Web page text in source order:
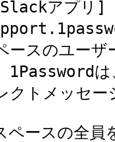
アプリ]
ースのユー
1Password
クトメッセ
ペースの全